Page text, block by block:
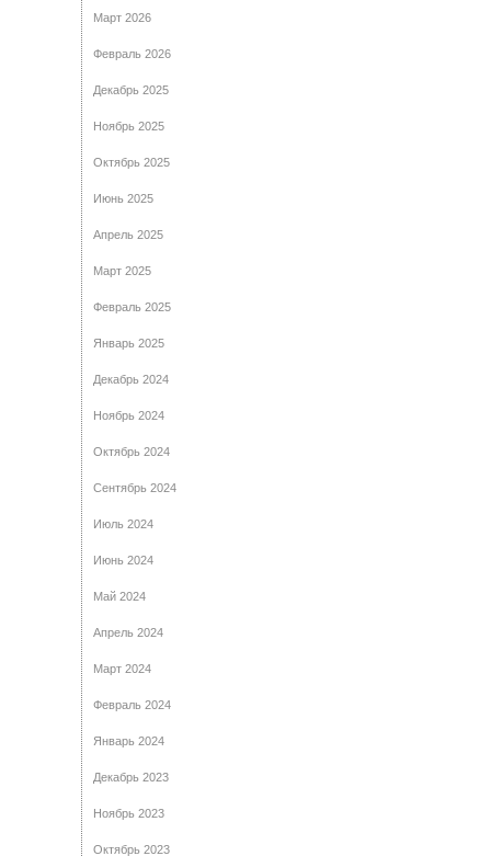
Март 2026
Февраль 2026
Декабрь 2025
Ноябрь 2025
Октябрь 2025
Июнь 2025
Апрель 2025
Март 2025
Февраль 2025
Январь 2025
Декабрь 2024
Ноябрь 2024
Октябрь 2024
Сентябрь 2024
Июль 2024
Июнь 2024
Май 2024
Апрель 2024
Март 2024
Февраль 2024
Январь 2024
Декабрь 2023
Ноябрь 2023
Октябрь 2023